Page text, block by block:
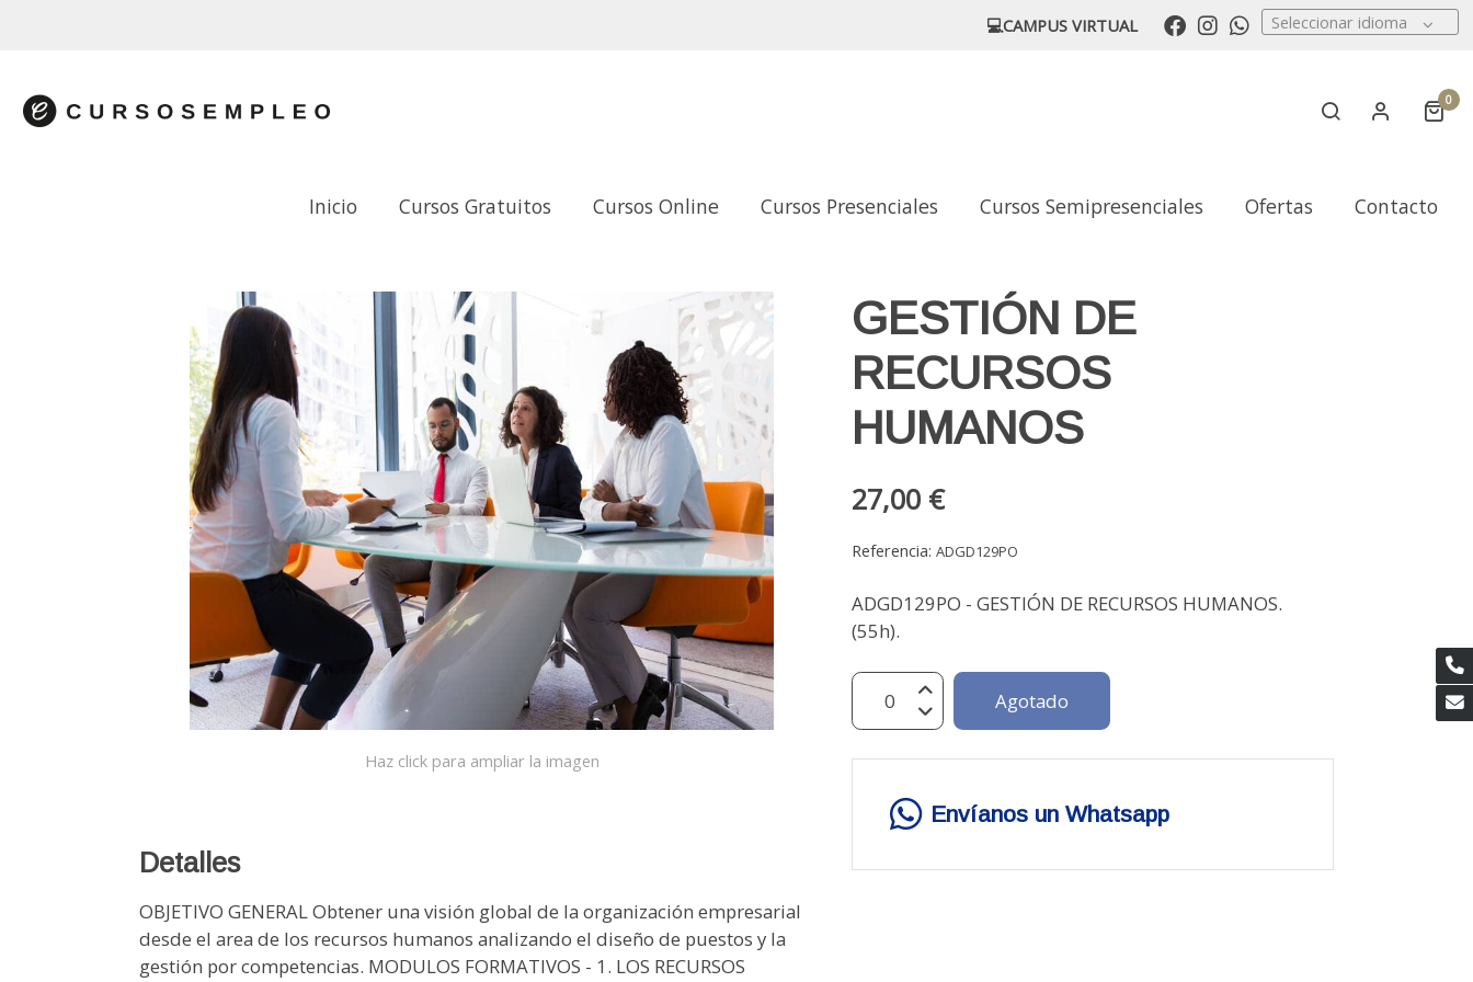
💻CAMPUS VIRTUAL Seleccionar idioma
0
Inicio Cursos Gratuitos Cursos Online Cursos Presenciales Cursos Semipresenciales Ofertas Contacto
Haz click para ampliar la imagen
Detalles
OBJETIVO GENERAL Obtener una visión global de la organización empresarial
desde el area de los recursos humanos analizando el diseño de puestos y la
gestión por competencias. MODULOS FORMATIVOS - 1. LOS RECURSOS
GESTIÓN DE
RECURSOS
HUMANOS
27,00 €
Referencia:ADGD129PO
ADGD129PO - GESTIÓN DE RECURSOS HUMANOS.
(55h).
Agotado
Envíanos un Whatsapp